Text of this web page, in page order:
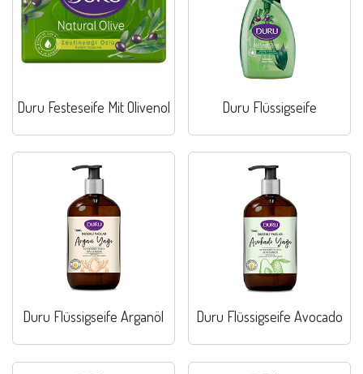
Duru Festeseife Mit Olivenol Duru Flüssigseife
Duru Flüssigseife Arganöl Duru Flüssigseife Avocado